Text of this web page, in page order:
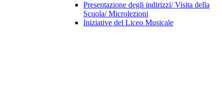
Presentazione degli indirizzi/ Visita della
Scuola/ Microlezioni
Iniziative del Liceo Musicale